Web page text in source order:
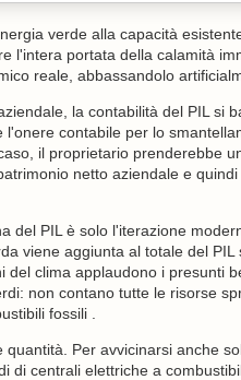
verde alla capacità
l'intera portata della calamità
reale, abbassandolo
la contabilità del PIL si
l'onere contabile per lo
il proprietario prenderebbe
netto aziendale e
del PIL è solo l'iterazione
viene aggiunta al totale del
del clima applaudono i presunti
non contano tutte le risorse
fossili .
quantità. Per avvicinarsi anche
di centrali elettriche a